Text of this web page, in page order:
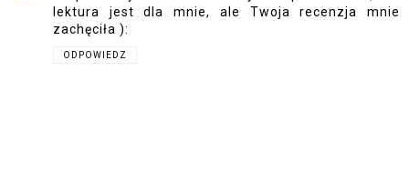
lektura jest dla mnie, ale Twoja recenzja mnie
zachęciła ):
ODPOWIEDZ